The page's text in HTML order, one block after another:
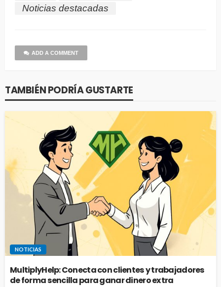
Noticias destacadas
ADD A COMMENT
TAMBIÉN PODRÍA GUSTARTE
NOTICIAS
MultiplyHelp: Conecta con clientes y trabajadores
de forma sencilla para ganar dinero extra